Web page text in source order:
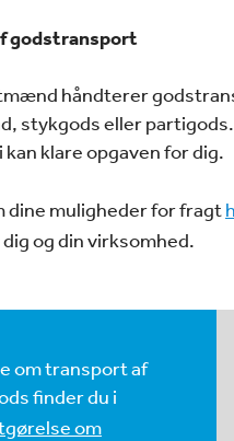
godstransport
håndterer
stykgods eller
klare opgaven for dig.
dine muligheder for fragt
og din virksomhed.
om transport af
finder du i
om